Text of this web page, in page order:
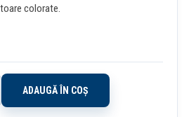
colorate.
ADAUGĂ ÎN COȘ